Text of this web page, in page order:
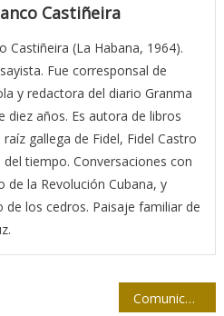
Castiñeira
Castiñeira (La Habana, 1964).
Fue corresponsal de
y redactora del diario Granma
diez años. Es autora de libros
gallega de Fidel, Fidel Castro
del tiempo. Conversaciones con
de la Revolución Cubana, y
de los cedros. Paisaje familiar de
Comunicación social y ¿“sanciones” imperialistas?